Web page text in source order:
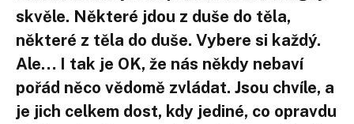
skvěle. Některé jdou z duše do těla,
některé z těla do duše. Vybere si každý.
Ale… I tak je OK, že nás někdy nebaví
pořád něco vědomě zvládat. Jsou chvíle, a
je jich celkem dost, kdy jediné, co opravdu